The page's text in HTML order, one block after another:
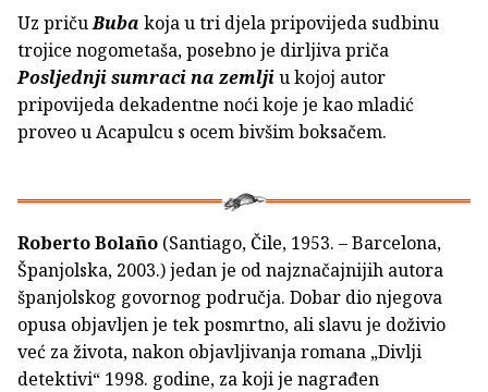
Uz pričuBuba koja u tri djela pripovijeda sudbinu
trojice nogometaša, posebno je dirljiva priča
Posljednji sumraci na zemljiu kojoj autor
pripovijeda dekadentne noći koje je kao mladić
proveo u Acapulcu s ocem bivšim boksačem.
Roberto Bolaño (Santiago, Čile, 1953. – Barcelona,
Španjolska, 2003.) jedan je od najznačajnijih autora
španjolskog govornog područja. Dobar dio njegova
opusa objavljen je tek posmrtno, ali slavu je doživio
već za života, nakon objavljivanja romana „Divlji
detektivi“ 1998. godine, za koji je nagrađen